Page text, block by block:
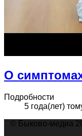
О
Подробности
5 года(лет)
© Быково-медиа